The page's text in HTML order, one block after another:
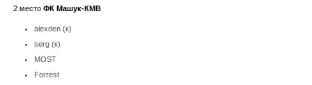
2 место ФК Машук-КМВ
alexden (к)
serg (к)
MOST
Forrest